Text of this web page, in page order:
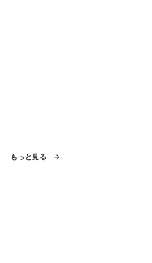
もっと見る